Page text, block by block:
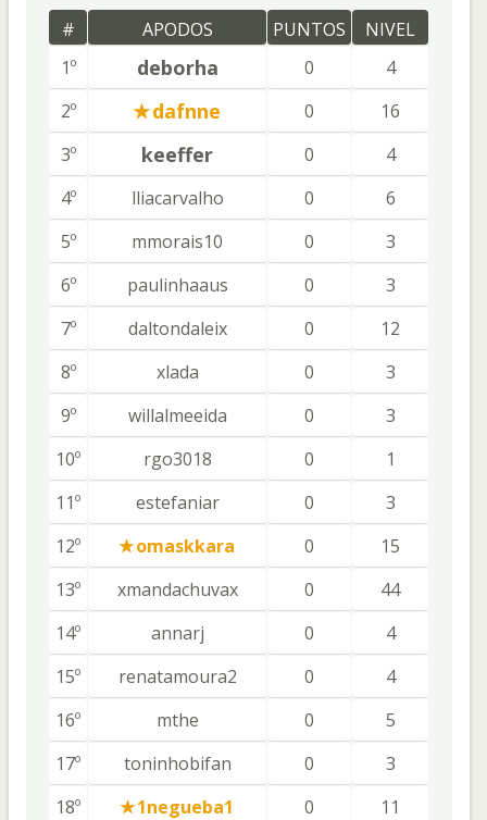
# APODOS PUNTOS
NIVEL
1º
deborha 0
4
2º
dafnne 0
16
3º
keeffer 0
4
4º
lliacarvalho 0
6
5º
mmorais10 0
3
6º
paulinhaaus 0
3
7º
daltondaleix 0
12
8º
xlada 0
3
9º
willalmeeida 0
3
10º
rgo3018 0
1
11º
estefaniar 0
3
12º
omaskkara 0
15
13º
xmandachuvax 0
44
14º
annarj 0
4
15º
renatamoura2 0
4
16º
mthe 0
5
17º
toninhobifan 0
3
18º
1negueba1 0
11